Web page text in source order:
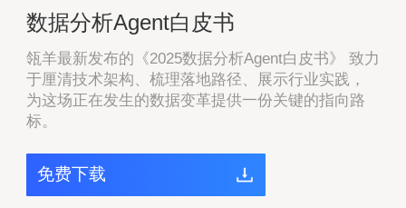
数据分析Agent白皮书
瓴羊最新发布的《2025数据分析Agent白皮书》 致力
于厘清技术架构、梳理落地路径、展示行业实践，
为这场正在发生的数据变革提供一份关键的指向路
标。
免费下载